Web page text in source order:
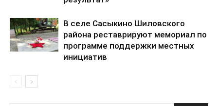
В селе Сасыкино Шиловского
района реставрируют мемориал по
программе поддержки местных
инициатив